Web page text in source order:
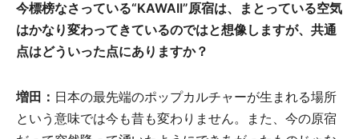
今標榜なさっている“KAWAII”原宿は、まとっている空気
はかなり変わってきているのではと想像しますが、共通
点はどういった点にありますか？
増田： 日本の最先端のポップカルチャーが生まれる場所
という意味では今も昔も変わりません。また、今の原宿